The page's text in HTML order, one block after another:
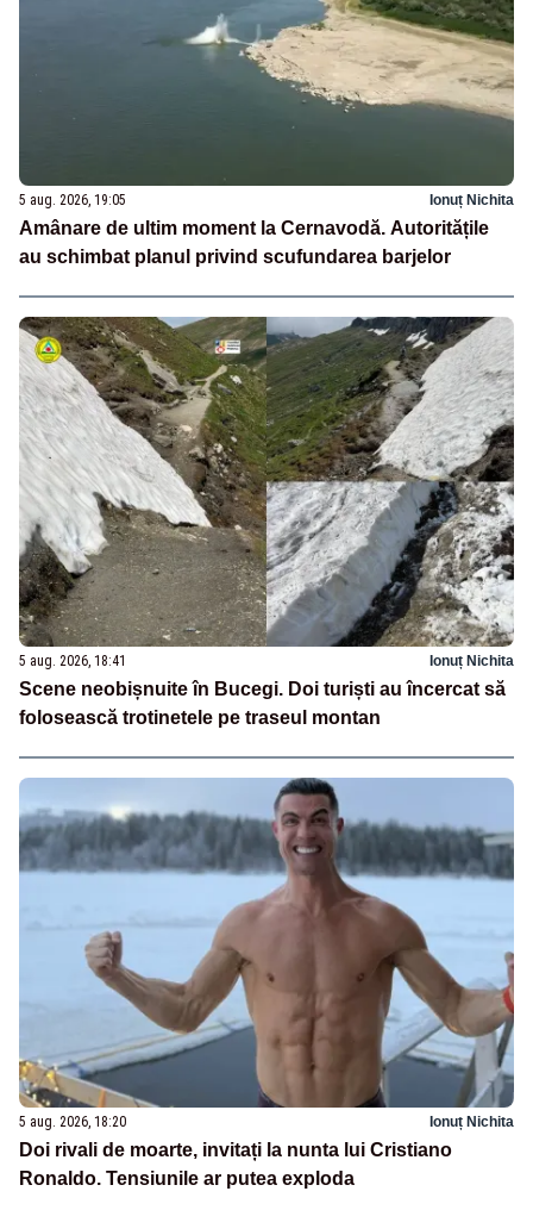
5 aug. 2026, 19:05 Ionuț Nichita
Amânare de ultim moment la Cernavodă. Autoritățile
au schimbat planul privind scufundarea barjelor
5 aug. 2026, 18:41 Ionuț Nichita
Scene neobișnuite în Bucegi. Doi turiști au încercat să
folosească trotinetele pe traseul montan
5 aug. 2026, 18:20 Ionuț Nichita
Doi rivali de moarte, invitați la nunta lui Cristiano
Ronaldo. Tensiunile ar putea exploda